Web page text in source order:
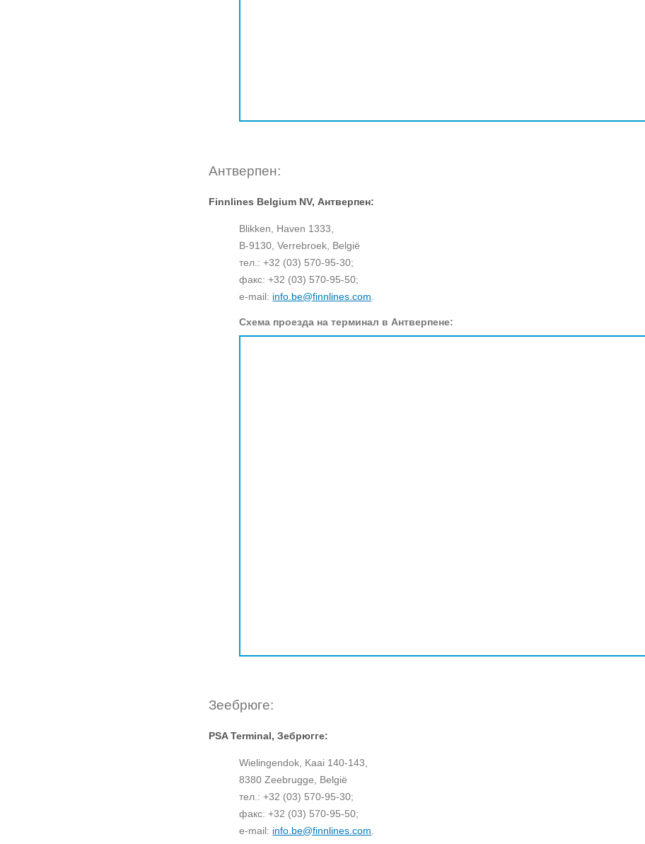
Антверпен:
Finnlines Belgium NV, Антверпен:
Blikken, Haven 1333,
B-9130, Verrebroek, België
тел.: +32 (03) 570-95-30;
факс: +32 (03) 570-95-50;
e-mail: info.be@finnlines.com
Схема проезда на терминал в Антверпене:
Зеебрюге:
PSA Terminal, Зебрюгге:
Wielingendok, Kaai 140-143,
8380 Zeebrugge, België
тел.: +32 (03) 570-95-30;
факс: +32 (03) 570-95-50;
e-mail: info.be@finnlines.com.